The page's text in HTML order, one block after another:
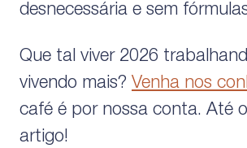
desnecessária e sem
Que tal viver 2026
vivendo mais? Venha nos
café é por nossa conta. Até
artigo!